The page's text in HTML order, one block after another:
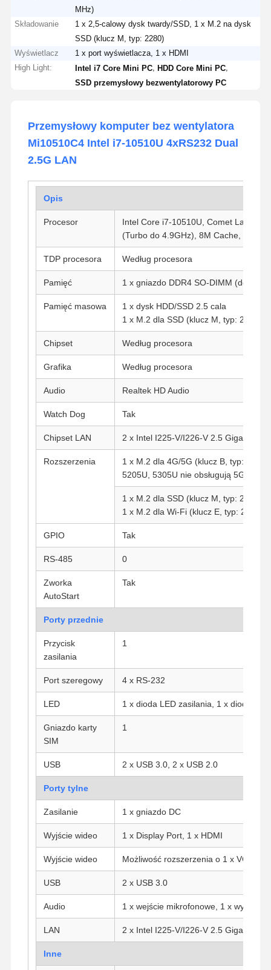
Dom
Po Fabryce
Kontrola
Jakości
Się Z Nami
Teraz.
Firewall Mini PC
Minikomputer przemysłowy
1U Rackmount PC
Minikomputer POE
NAS Mini PC
Minikomputer biurowy
MHz)
Składowanie
1 x 2,5-calowy dysk twardy/SSD, 1 x M.2 na dysk
SSD (klucz M, typ: 2280)
Wyświetlacz
1 x port wyświetlacza, 1 x HDMI
High Light:
Intel i7 Core Mini PC ,HDD Core Mini PC
SSD przemysłowy bezwentylatorowy PC
Przemysłowy komputer bez wentylatora
Mi10510C4 Intel i7-10510U 4xRS232 Dual
2.5G LAN
Opis
Procesor
Intel Core i7-10510U, Comet Lake, 4
(Turbo do 4.9GHz), 8M Cache, Intel
TDP procesora Według procesora
Pamięć 1 x gniazdo DDR4 SO-DIMM (do
Pamięć masowa
1 x dysk HDD/SSD 2.5 cala
1 x M.2 dla SSD (klucz M, typ: 2280)
Chipset Według procesora
Grafika Według procesora
Audio Realtek HD Audio
Watch Dog Tak
Chipset LAN 2 x Intel I225-V/I226-V 2.5 Gigabit LAN
Rozszerzenia
1 x M.2 dla 4G/5G (klucz B, typ:
5205U, 5305U nie obsługują 5G
1 x M.2 dla SSD (klucz M, typ: 2280)
1 x M.2 dla Wi-Fi (klucz E, typ: 2230)
GPIO Tak
RS-485 0
Zworka
AutoStart
Tak
Porty przednie
Przycisk
zasilania
1
Port szeregowy 4 x RS-232
LED 1 x dioda LED zasilania, 1 x dioda
Gniazdo karty
SIM
1
USB 2 x USB 3.0, 2 x USB 2.0
Porty tylne
Zasilanie 1 x gniazdo DC
Wyjście wideo 1 x Display Port, 1 x HDMI
Wyjście wideo Możliwość rozszerzenia o 1 x VGA
USB 2 x USB 3.0
Audio 1 x wejście mikrofonowe, 1 x wyjście
LAN 2 x Intel I225-V/I226-V 2.5 Gigabit LAN
Inne